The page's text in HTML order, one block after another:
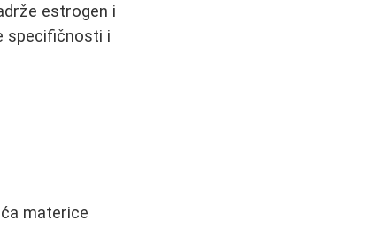
estrogen i
specifičnosti i
materice